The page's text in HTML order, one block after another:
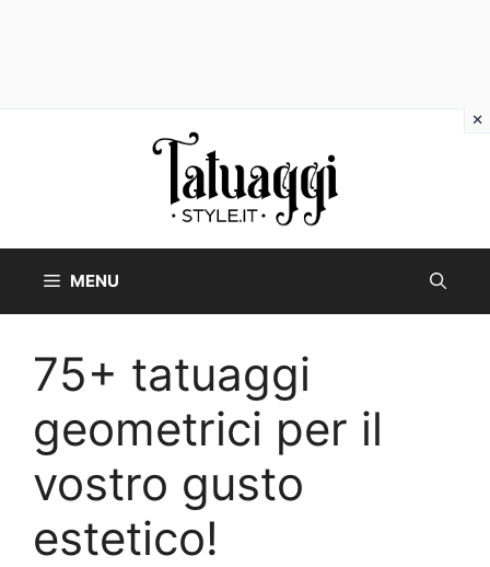
MENU
75+ tatuaggi
geometrici per il
vostro gusto
estetico!